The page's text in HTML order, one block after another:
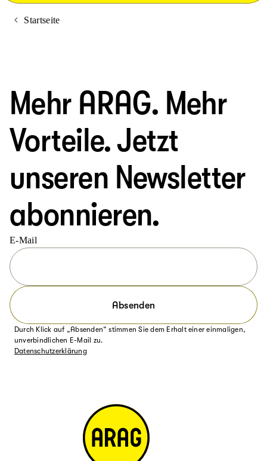
Startseite
Mehr ARAG. Mehr
Vorteile. Jetzt
unseren Newsletter
abonnieren.
E-Mail
Absenden
Durch Klick auf „Absenden“ stimmen Sie dem Erhalt einer einmaligen,
unverbindlichen E-Mail zu.
Datenschutzerklärung